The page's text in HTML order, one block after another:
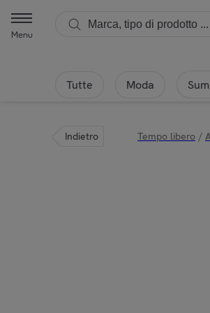
Menu
Tutte Moda
Indietro Tempo libero /